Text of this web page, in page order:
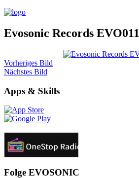
Evosonic Records EVO011
Vorheriges Bild
Nächstes Bild
Apps & Skills
Folge EVOSONIC